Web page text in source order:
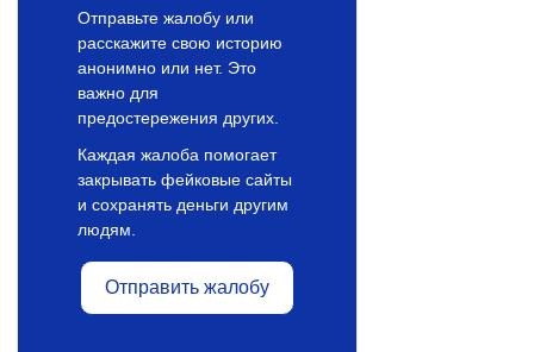
Отправьте жалобу или
расскажите свою историю
анонимно или нет. Это
важно для
предостережения других.
Каждая жалоба помогает
закрывать фейковые сайты
и сохранять деньги другим
людям.
Отправить жалобу